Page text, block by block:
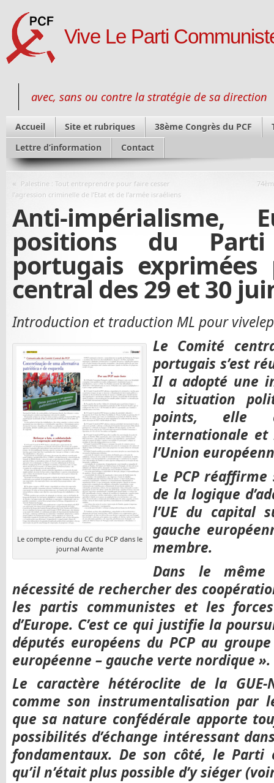
Vive Le Parti
avec, sans ou contre la stratégie de sa direction
Accueil Site et rubriques 38ème Congrès du PCF
Lettre d’information
Contact
« Palestine : Tout entreprendre pour faire cesser
l’agression criminelle de l’Etat et de l’armée israéliens
Anti-impérialisme,
positions du Parti
portugais
central des 29 et 30
Introduction et traduction ML pour
Le compte-rendu du CC du PCP dans le
journal Avante
Le Comité
portugais s’est
Il a adopté une
la situation
points, elle
internationale et
l’Union
Le PCP
de la logique
l’UE du capital
gauche
membre.
Dans le
nécessité de rechercher des
les partis communistes et les
d’Europe. C’est ce qui justifie la
députés européens du PCP au
européenne – gauche verte nordique ».
Le caractère hétéroclite de la GUE-
comme son instrumentalisation par
que sa nature confédérale apporte
possibilités d’échange intéressant
fondamentaux. De son côté, le Parti
qu’il n’était plus possible d’y siéger